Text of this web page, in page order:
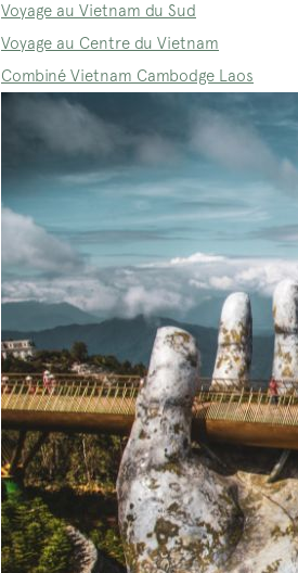
Voyage au Vietnam du Sud
Voyage au Centre du Vietnam
Combiné Vietnam Cambodge Laos